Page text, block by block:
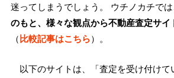
迷ってしまうでしょう。 ウチノカチでは
のもと、様々な観点から不動産査定サイ
（比較記事はこちら）。
以下のサイトは、「査定を受け付けて